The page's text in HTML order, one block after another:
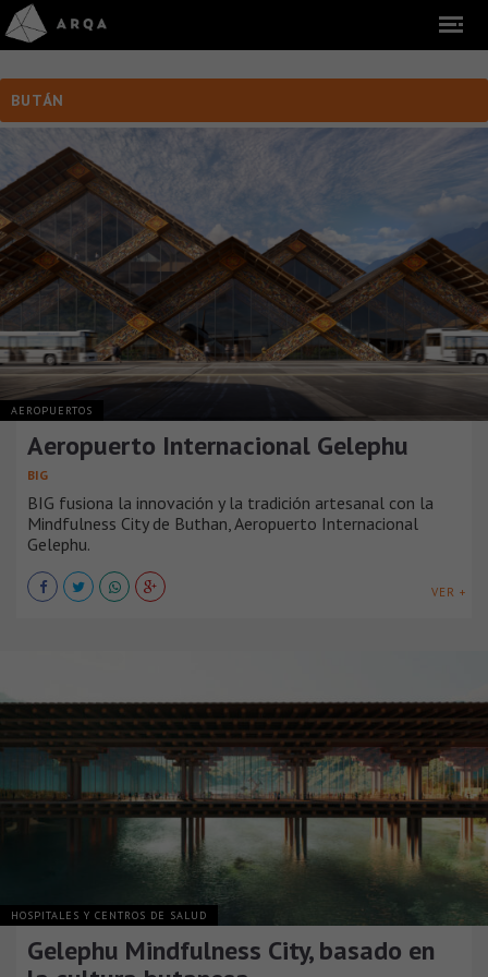
BUTÁN
AEROPUERTOS
Aeropuerto Internacional Gelephu
BIG
BIG fusiona la innovación y la tradición artesanal con la
Mindfulness City de Buthan, Aeropuerto Internacional
Gelephu.
VER +
HOSPITALES Y CENTROS DE SALUD
Gelephu Mindfulness City, basado en